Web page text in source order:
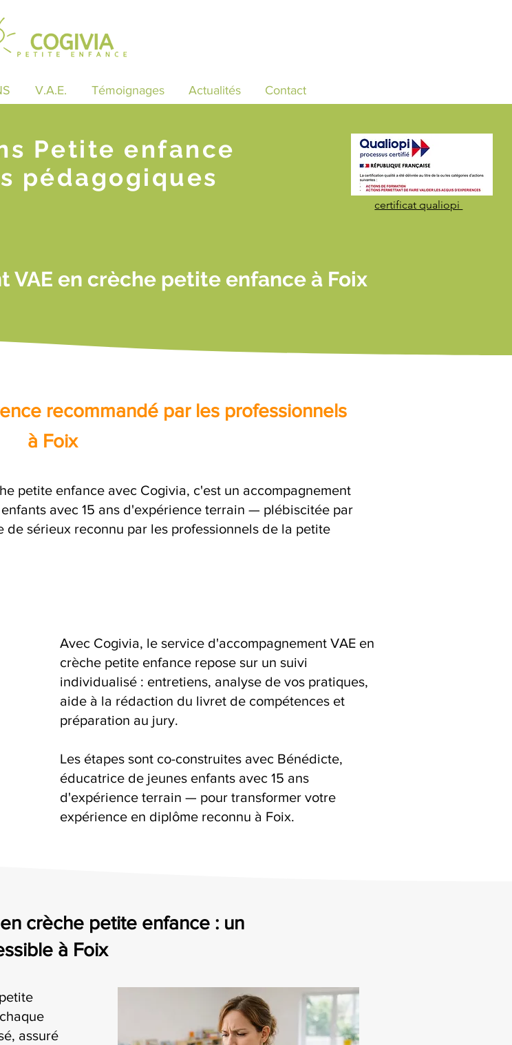
V.A.E. Témoignages Actualités Contact
Petite enfance
pédagogiques
certificat qualiopi
en crèche petite enfance à Foix
recommandé par les professionnels
à Foix
petite enfance avec Cogivia, c'est un accompagnement
avec 15 ans d'expérience terrain — plébiscitée par
de sérieux reconnu par les professionnels de la petite
Avec Cogivia, le service d'accompagnement VAE en
crèche petite enfance repose sur un suivi
individualisé : entretiens, analyse de vos pratiques,
aide à la rédaction du livret de compétences et
préparation au jury.
Les étapes sont co-construites avec Bénédicte,
éducatrice de jeunes enfants avec 15 ans
d'expérience terrain — pour transformer votre
expérience en diplôme reconnu à Foix.
crèche petite enfance : un
à Foix
assuré